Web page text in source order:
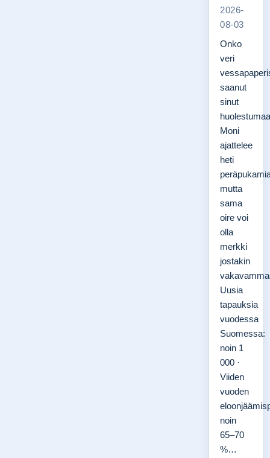
2026-
08-03
Onko
veri
saanut
sinut
Moni
ajattelee
heti
mutta
sama
oire voi
olla
merkki
jostakin
Uusia
tapauksia
vuodessa
Suomessa:
noin 1
000 ·
Viiden
vuoden
noin
65–70
%…